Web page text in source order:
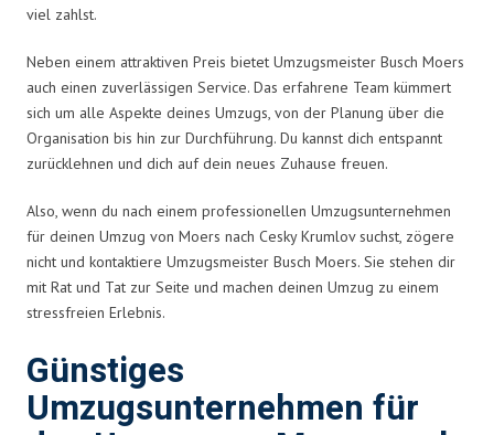
viel zahlst.
Neben einem attraktiven Preis bietet Umzugsmeister Busch Moers
auch einen zuverlässigen Service. Das erfahrene Team kümmert
sich um alle Aspekte deines Umzugs, von der Planung über die
Organisation bis hin zur Durchführung. Du kannst dich entspannt
zurücklehnen und dich auf dein neues Zuhause freuen.
Also, wenn du nach einem professionellen Umzugsunternehmen
für deinen Umzug von Moers nach Cesky Krumlov suchst, zögere
nicht und kontaktiere Umzugsmeister Busch Moers. Sie stehen dir
mit Rat und Tat zur Seite und machen deinen Umzug zu einem
stressfreien Erlebnis.
Günstiges
Umzugsunternehmen für